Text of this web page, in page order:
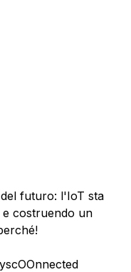
futuro: l'IoT sta
costruendo un